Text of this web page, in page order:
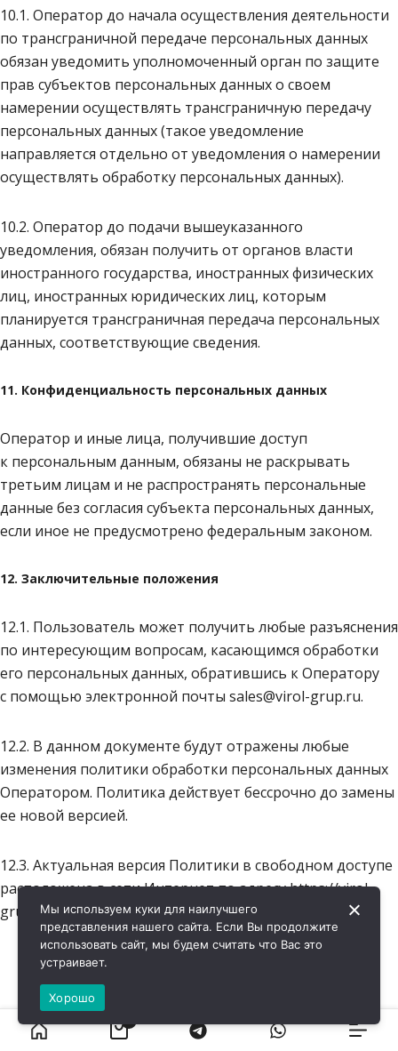
10.1. Оператор до начала осуществления деятельности
по трансграничной передаче персональных данных
обязан уведомить уполномоченный орган по защите
прав субъектов персональных данных о своем
намерении осуществлять трансграничную передачу
персональных данных (такое уведомление
направляется отдельно от уведомления о намерении
осуществлять обработку персональных данных).
10.2. Оператор до подачи вышеуказанного
уведомления, обязан получить от органов власти
иностранного государства, иностранных физических
лиц, иностранных юридических лиц, которым
планируется трансграничная передача персональных
данных, соответствующие сведения.
11. Конфиденциальность персональных данных
Оператор и иные лица, получившие доступ
к персональным данным, обязаны не раскрывать
третьим лицам и не распространять персональные
данные без согласия субъекта персональных данных,
если иное не предусмотрено федеральным законом.
12. Заключительные положения
12.1. Пользователь может получить любые разъяснения
по интересующим вопросам, касающимся обработки
его персональных данных, обратившись к Оператору
с помощью электронной почты sales@virol-grup.ru.
12.2. В данном документе будут отражены любые
изменения политики обработки персональных данных
Оператором. Политика действует бессрочно до замены
ее новой версией.
12.3. Актуальная версия Политики в свободном доступе
расположена в сети Интернет по адресу https://virol-
grup.ru/privacy-policy/.
Мы используем куки для наилучшего
представления нашего сайта. Если Вы продолжите
использовать сайт, мы будем считать что Вас это
устраивает.
Хорошо